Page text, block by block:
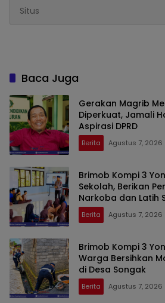
Baca Juga
Gerakan Magrib
Diperkuat, Jamali
Aspirasi DPRD
Berita Agustus 7, 2026
Brimob Kompi 3
Sekolah, Berikan
Narkoba dan Latih
Benteng
Berita Agustus 7, 2026
Brimob Kompi 3
Warga Bersihkan
di Desa Songak
Berita Agustus 7, 2026